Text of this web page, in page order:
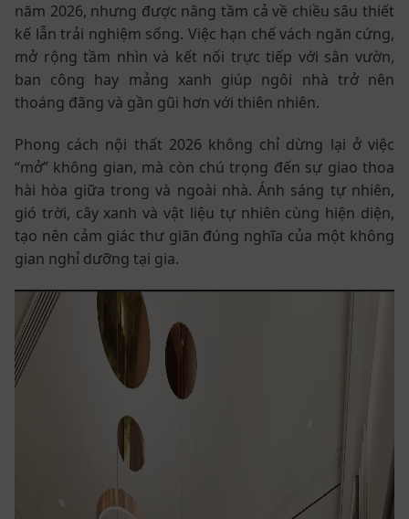
năm 2026, nhưng được nâng tầm cả về chiều sâu thiết
kế lẫn trải nghiệm sống. Việc hạn chế vách ngăn cứng,
mở rộng tầm nhìn và kết nối trực tiếp với sân vườn,
ban công hay mảng xanh giúp ngôi nhà trở nên
thoáng đãng và gần gũi hơn với thiên nhiên.
Phong cách nội thất 2026 không chỉ dừng lại ở việc
“mở” không gian, mà còn chú trọng đến sự giao thoa
hài hòa giữa trong và ngoài nhà. Ánh sáng tự nhiên,
gió trời, cây xanh và vật liệu tự nhiên cùng hiện diện,
tạo nên cảm giác thư giãn đúng nghĩa của một không
gian nghỉ dưỡng tại gia.